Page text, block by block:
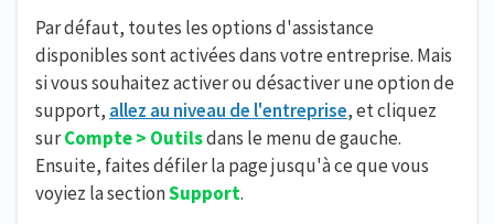
Par défaut, toutes les options d'assistance
disponibles sont activées dans votre entreprise. Mais
si vous souhaitez activer ou désactiver une option de
support, allez au niveau de l'entreprise, et cliquez
surCompte > Outilsdans le menu de gauche.
Ensuite, faites défiler la page jusqu'à ce que vous
voyiez la sectionSupport.